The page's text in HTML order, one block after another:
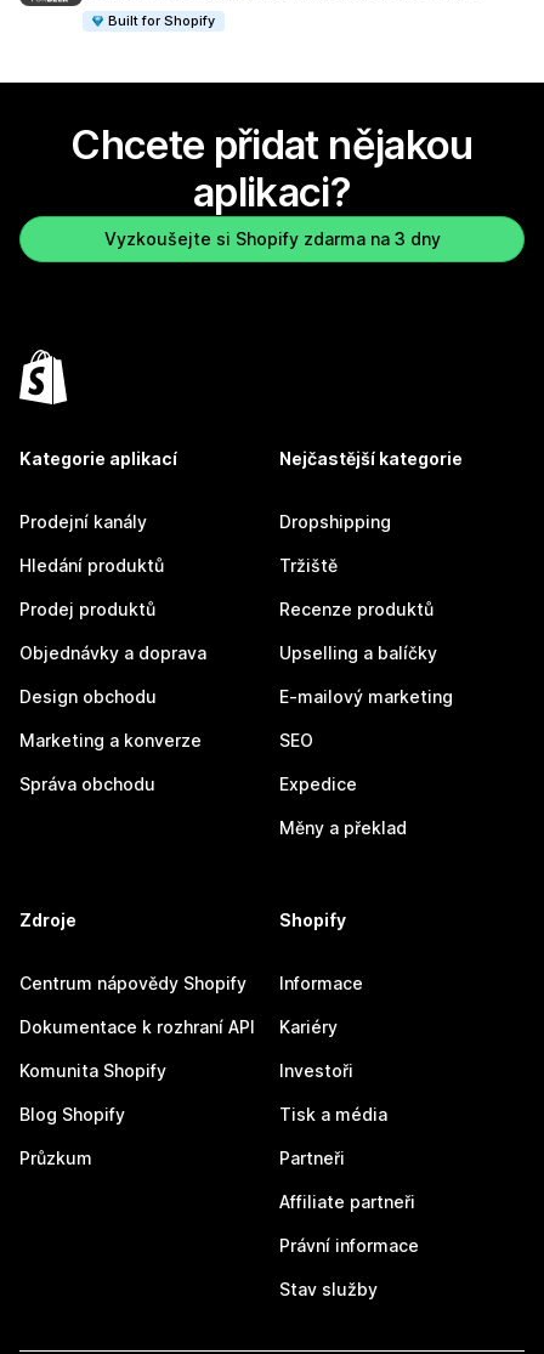
Built for Shopify
Chcete přidat nějakou
aplikaci?
Vyzkoušejte si Shopify zdarma na 3 dny
Kategorie aplikací
Prodejní kanály
Hledání produktů
Prodej produktů
Objednávky a doprava
Design obchodu
Marketing a konverze
Správa obchodu
Nejčastější kategorie
Dropshipping
Tržiště
Recenze produktů
Upselling a balíčky
E-mailový marketing
SEO
Expedice
Měny a překlad
Zdroje
Centrum nápovědy Shopify
Dokumentace k rozhraní API
Komunita Shopify
Blog Shopify
Průzkum
Shopify
Informace
Kariéry
Investoři
Tisk a média
Partneři
Affiliate partneři
Právní informace
Stav služby